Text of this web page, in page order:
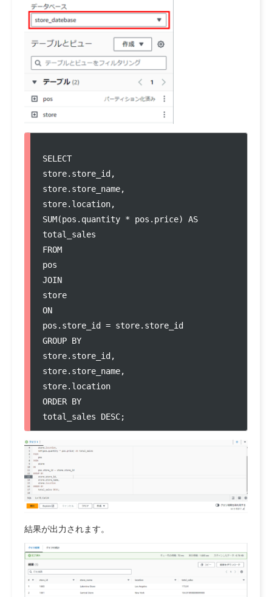
SELECT
store.store_id,
store.store_name,
store.location,
SUM(pos.quantity * pos.price) AS
total_sales
FROM
pos
JOIN
store
ON
pos.store_id = store.store_id
GROUP BY
store.store_id,
store.store_name,
store.location
ORDER BY
total_sales DESC;
結果が出力されます。